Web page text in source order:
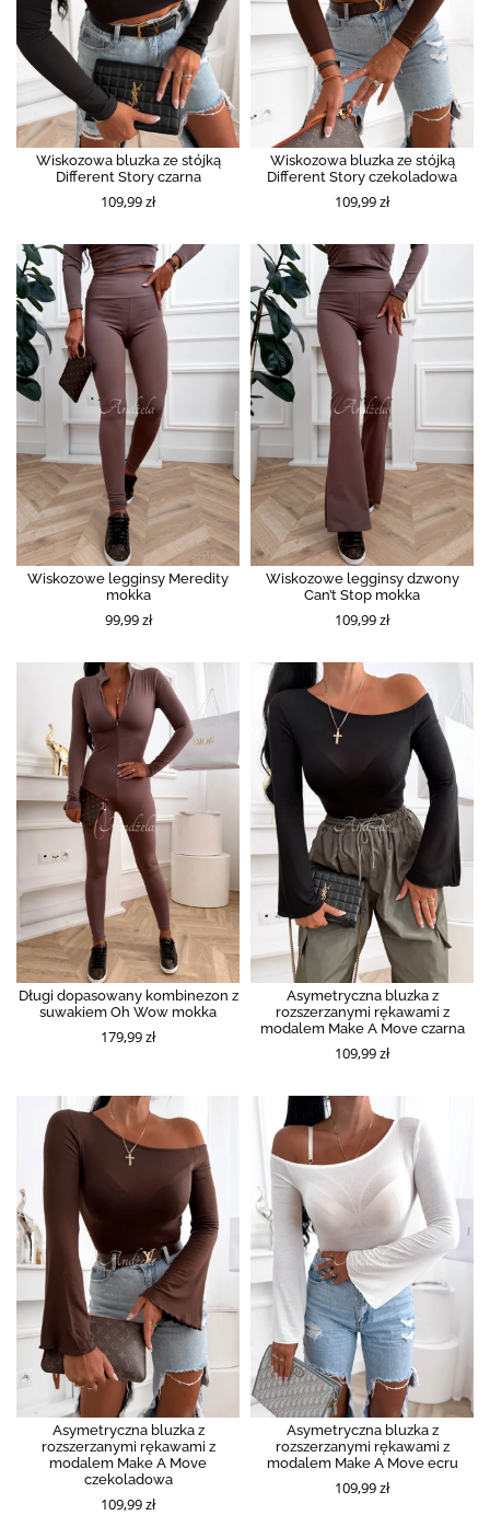
Wiskozowa bluzka ze stójką
Different Story czarna
109,99 zł
Wiskozowa bluzka ze stójką
Different Story czekoladowa
109,99 zł
Wiskozowe legginsy Meredity
mokka
99,99 zł
Wiskozowe legginsy dzwony
Can’t Stop mokka
109,99 zł
Długi dopasowany kombinezon z
suwakiem Oh Wow mokka
179,99 zł
Asymetryczna bluzka z
rozszerzanymi rękawami z
modalem Make A Move czarna
109,99 zł
Asymetryczna bluzka z
rozszerzanymi rękawami z
modalem Make A Move
czekoladowa
109,99 zł
Asymetryczna bluzka z
rozszerzanymi rękawami z
modalem Make A Move ecru
109,99 zł